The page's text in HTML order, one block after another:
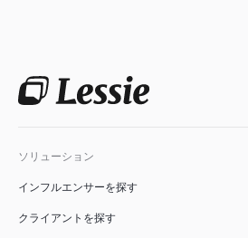
ソリューション
インフルエンサーを探す
クライアントを探す